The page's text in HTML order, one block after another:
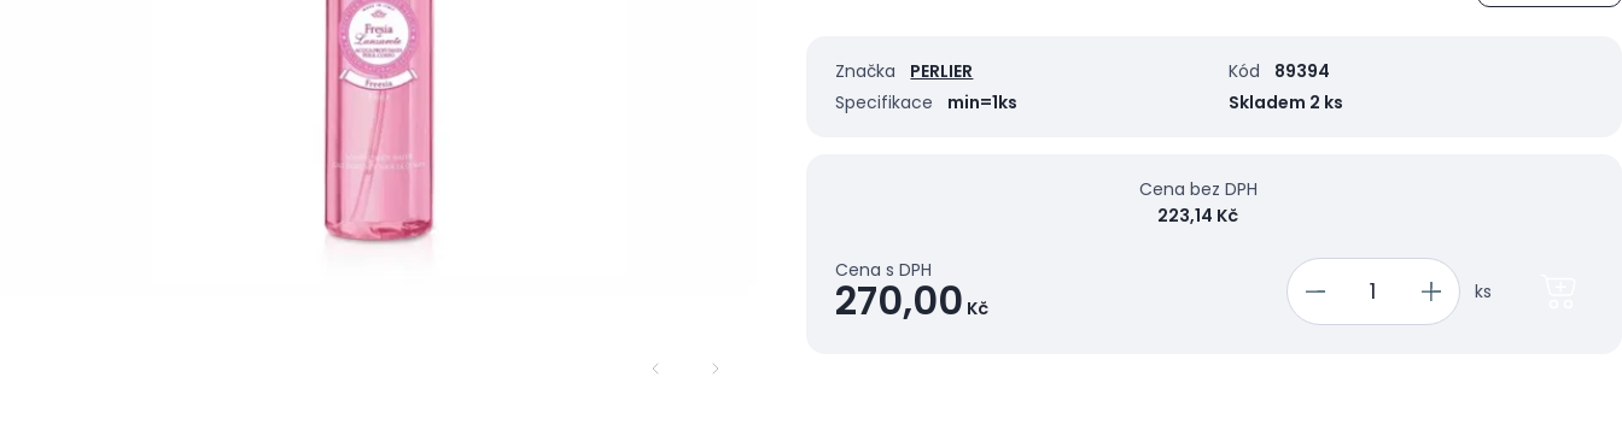
Značka PERLIER Kód
89394
Specifikace
min=1ks Skladem 2 ks
Cena s DPH
270,00 Kč
Cena bez DPH
223,14 Kč
ks